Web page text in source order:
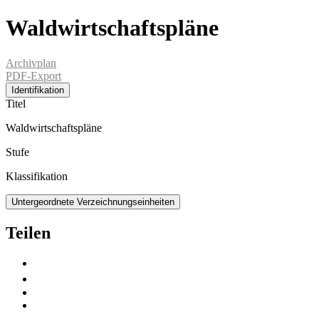
Waldwirtschaftspläne
Archivplan
PDF-Export
Identifikation
Titel
Waldwirtschaftspläne
Stufe
Klassifikation
Untergeordnete Verzeichnungseinheiten
Teilen